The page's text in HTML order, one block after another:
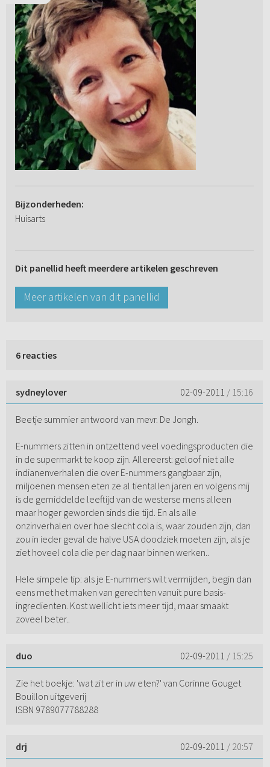
Bijzonderheden:
Huisarts
Dit panellid heeft meerdere artikelen geschreven
Meer artikelen van dit panellid
6 reacties
sydneylover 02-09-2011 / 15:16
Beetje summier antwoord van mevr. De Jongh.
E-nummers zitten in ontzettend veel voedingsproducten die
in de supermarkt te koop zijn. Allereerst: geloof niet alle
indianenverhalen die over E-nummers gangbaar zijn,
miljoenen mensen eten ze al tientallen jaren en volgens mij
is de gemiddelde leeftijd van de westerse mens alleen
maar hoger geworden sinds die tijd. En als alle
onzinverhalen over hoe slecht cola is, waar zouden zijn, dan
zou in ieder geval de halve USA doodziek moeten zijn, als je
ziet hoveel cola die per dag naar binnen werken..
Hele simpele tip: als je E-nummers wilt vermijden, begin dan
eens met het maken van gerechten vanuit pure basis-
ingredienten. Kost wellicht iets meer tijd, maar smaakt
zoveel beter..
duo 02-09-2011 / 15:25
Zie het boekje: 'wat zit er in uw eten?' van Corinne Gouget
Bouillon uitgeverij
ISBN 9789077788288
drj 02-09-2011 / 20:57